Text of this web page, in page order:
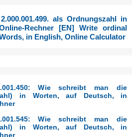
als Ordnungszahl in
Rechner [EN] Write ordinal
in English, Online Calculator
Wie schreibt man die
in Worten, auf Deutsch, in
Wie schreibt man die
in Worten, auf Deutsch, in